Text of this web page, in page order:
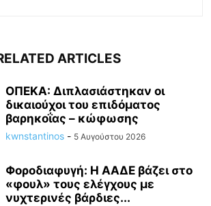
ARTICLES
ΟΠΕΚΑ: Διπλασιάστηκαν οι
δικαιούχοι του επιδόματος
βαρηκοΐας – κώφωσης
kwnstantinos - 5 Αυγούστου 2026
Φοροδιαφυγή: Η ΑΑΔΕ βάζει στο
«φουλ» τους ελέγχους με
νυχτερινές βάρδιες...